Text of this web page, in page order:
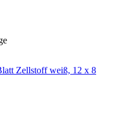
Zellstoff weiß, 12 x 8